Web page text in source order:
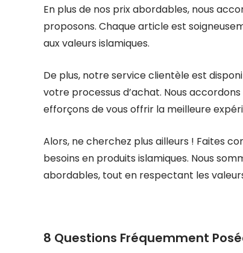
En plus de nos prix abordables, nous
proposons. Chaque article est
aux valeurs islamiques.
De plus, notre service clientèle est
votre processus d’achat. Nous
efforçons de vous offrir la meilleure
Alors, ne cherchez plus ailleurs ! Faites
besoins en produits islamiques. Nous
abordables, tout en respectant les
8 Questions Fréquemment